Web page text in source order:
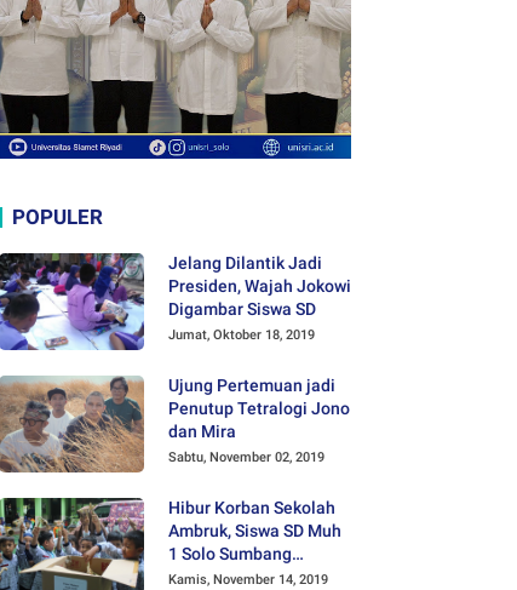
POPULER
Jelang Dilantik Jadi
Presiden, Wajah Jokowi
Digambar Siswa SD
Jumat, Oktober 18, 2019
Ujung Pertemuan jadi
Penutup Tetralogi Jono
dan Mira
Sabtu, November 02, 2019
Hibur Korban Sekolah
Ambruk, Siswa SD Muh
1 Solo Sumbang
Mainan Othok-othok
Kamis, November 14, 2019